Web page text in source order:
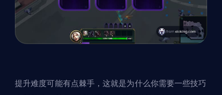
提升难度可能有点棘手，这就是为什么你需要一些技巧